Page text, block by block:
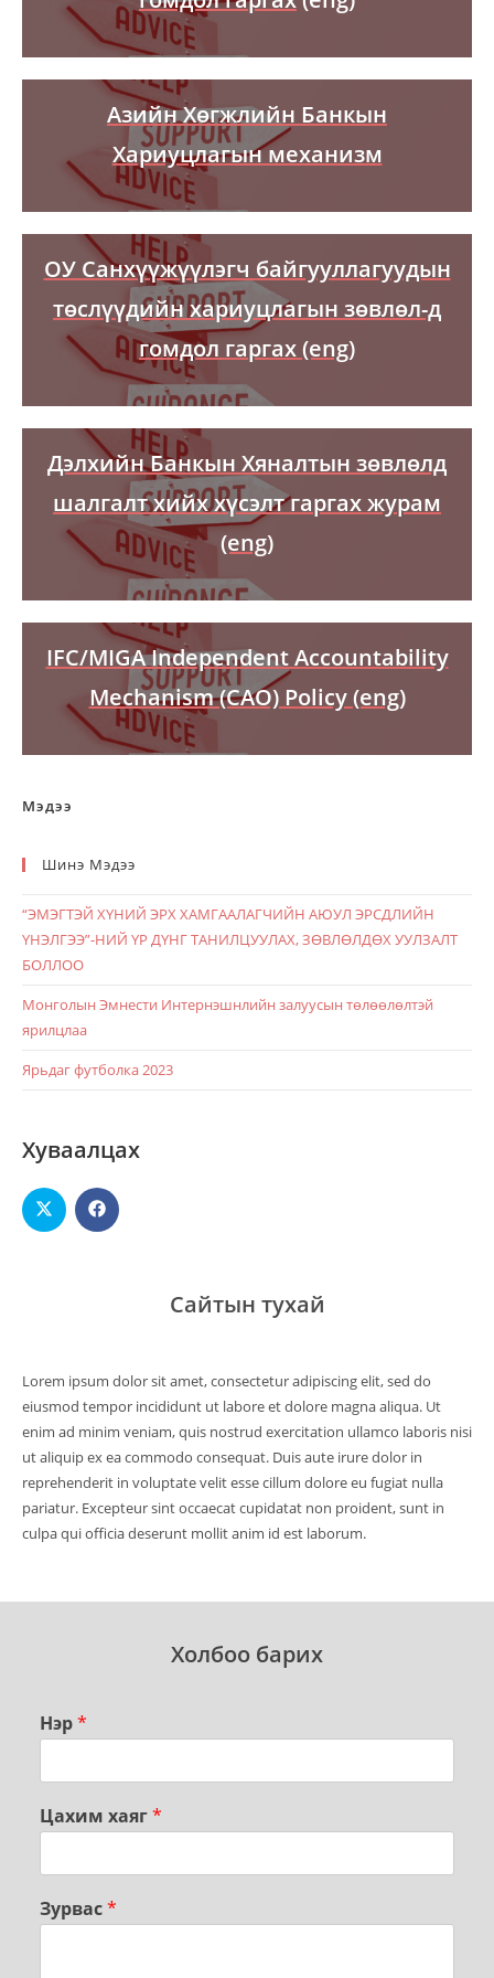
Азийн Хөгжлийн Банкын
Хариуцлагын механизм
ОУ Санхүүжүүлэгч байгууллагуудын
төслүүдийн хариуцлагын зөвлөл-д
гомдол гаргах(eng)
Дэлхийн Банкын Хяналтын зөвлөлд
шалгалт хийх хүсэлт гаргах журам
(eng)
IFC/MIGA Independent Accountability
Mechanism (CAO) Policy (eng)
Мэдээ
Шинэ Мэдээ
“ЭМЭГТЭЙ ХҮНИЙ ЭРХ ХАМГААЛАГЧИЙН АЮУЛ ЭРСДЛИЙН
ҮНЭЛГЭЭ”-НИЙ ҮР ДҮНГ ТАНИЛЦУУЛАХ, ЗӨВЛӨЛДӨХ УУЛЗАЛТ
БОЛЛОО
Монголын Эмнести Интернэшнлийн залуусын төлөөлөлтэй
ярилцлаа
Ярьдаг футболка 2023
Хуваалцах
Сайтын тухай
Lorem ipsum dolor sit amet, consectetur adipiscing elit, sed do
eiusmod tempor incididunt ut labore et dolore magna aliqua. Ut
enim ad minim veniam, quis nostrud exercitation ullamco laboris nisi
ut aliquip ex ea commodo consequat. Duis aute irure dolor in
reprehenderit in voluptate velit esse cillum dolore eu fugiat nulla
pariatur. Excepteur sint occaecat cupidatat non proident, sunt in
culpa qui officia deserunt mollit anim id est laborum.
Холбоо барих
Нэр*
Цахим хаяг*
Зурвас*